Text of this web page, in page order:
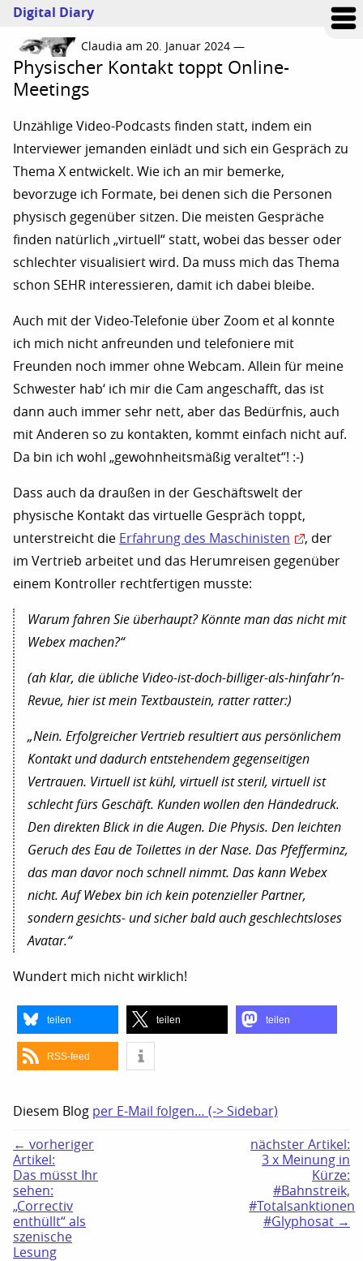
Digital Diary
Claudia am 20. Januar 2024 —
Physischer Kontakt toppt Online-
Meetings
Unzählige Video-Podcasts finden statt, indem ein
Interviewer jemanden einlädt und sich ein Gespräch zu
Thema X entwickelt. Wie ich an mir bemerke,
bevorzuge ich Formate, bei denen sich die Personen
physisch gegenüber sitzen. Die meisten Gespräche
finden natürlich „virtuell“ statt, wobei das besser oder
schlechter visualisiert wird. Da muss mich das Thema
schon SEHR interessieren, damit ich dabei bleibe.
Auch mit der Video-Telefonie über Zoom et al konnte
ich mich nicht anfreunden und telefoniere mit
Freunden noch immer ohne Webcam. Allein für meine
Schwester hab‘ ich mir die Cam angeschafft, das ist
dann auch immer sehr nett, aber das Bedürfnis, auch
mit Anderen so zu kontakten, kommt einfach nicht auf.
Da bin ich wohl „gewohnheitsmäßig veraltet“! :-)
Dass auch da draußen in der Geschäftswelt der
physische Kontakt das virtuelle Gespräch toppt,
unterstreicht die Erfahrung des Maschinisten
, der
im Vertrieb arbeitet und das Herumreisen gegenüber
einem Kontroller rechtfertigen musste:
Warum fahren Sie überhaupt? Könnte man das nicht mit
Webex machen?“
(ah klar, die übliche Video-ist-doch-billiger-als-hinfahr’n-
Revue, hier ist mein Textbaustein, ratter ratter:)
„Nein. Erfolgreicher Vertrieb resultiert aus persönlichem
Kontakt und dadurch entstehendem gegenseitigen
Vertrauen. Virtuell ist kühl, virtuell ist steril, virtuell ist
schlecht fürs Geschäft. Kunden wollen den Händedruck.
Den direkten Blick in die Augen. Die Physis. Den leichten
Geruch des Eau de Toilettes in der Nase. Das Pfefferminz,
das man davor noch schnell nimmt. Das kann Webex
nicht. Auf Webex bin ich kein potenzieller Partner,
sondern gesichts- und sicher bald auch geschlechtsloses
Avatar.“
Wundert mich nicht wirklich!
teilen teilen teilen
RSS-feed
Diesem Blog per E-Mail folgen… (-> Sidebar)
← vorheriger
Artikel:
Das müsst Ihr
sehen:
„Correctiv
enthüllt“ als
szenische
Lesung
nächster Artikel:
3 x Meinung in
Kürze:
#Bahnstreik,
#Totalsanktionen
#Glyphosat →